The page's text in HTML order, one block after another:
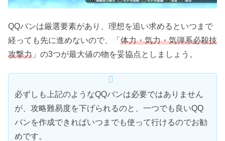
QQバンは厳選要素があり、理想を追い求めるといつまで
経っても先に進めないので、「 体力・気力・気弾系必殺技
攻撃力 」の3つが最大値の物を妥協点としましょう。
必ずしも上記のようなQQバンは必要ではありません
が、攻略難易度を下げられるのと、一つでも良いQQ
バンを作成できればいつまでも使って行けるのでお勧
めです。